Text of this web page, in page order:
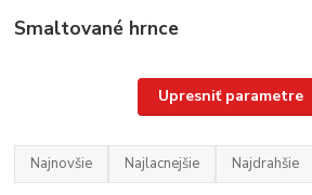
Smaltované hrnce
Upresniť parametre
Najnovšie Najlacnejšie Najdrahšie